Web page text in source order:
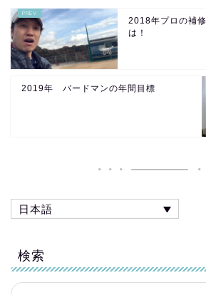
2018年プロの補
は！
2019年 バードマンの年間目標
日本語
検索